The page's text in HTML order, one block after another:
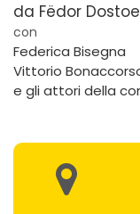
da Fëdor
con
Federica Bisegna
Vittorio
e gli attori della